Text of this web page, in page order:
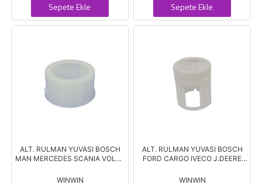
Sepete Ekle Sepete Ekle
ALT. RULMAN YUVASI BOSCH
MAN MERCEDES SCANIA VOLVO
Çap.32,00
WINWIN
ALT. RULMAN YUVASI BOSCH
FORD CARGO IVECO J.DEERE
Boy.42,00 İç Çap.33,00
WINWIN